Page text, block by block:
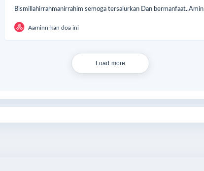
Bismillahirrahmanirrahim semoga tersalurkan Dan bermanfaat..Amin
Aaminn-kan doa ini
Load more